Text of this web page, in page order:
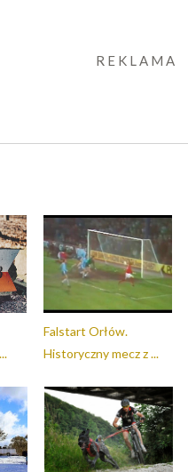
R E K L A M A
Falstart Orłów.
Historyczny mecz z ...